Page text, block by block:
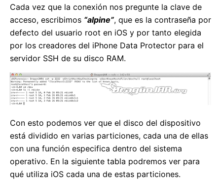
Cada vez que la conexión nos pregunte la clave de
acceso, escribimos “alpine”, que es la contraseña por
defecto del usuario root en iOS y por tanto elegida
por los creadores del iPhone Data Protector para el
servidor SSH de su disco RAM.
Con esto podemos ver que el disco del dispositivo
está dividido en varias particiones, cada una de ellas
con una función especifica dentro del sistema
operativo. En la siguiente tabla podremos ver para
qué utiliza iOS cada una de estas particiones.